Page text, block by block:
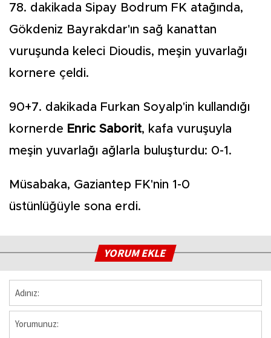
78. dakikada Sipay Bodrum FK atağında,
Gökdeniz Bayrakdar'ın sağ kanattan
vuruşunda keleci Dioudis, meşin yuvarlağı
kornere çeldi.
90+7. dakikada Furkan Soyalp'in kullandığı
kornerde Enric Saborit, kafa vuruşuyla
meşin yuvarlağı ağlarla buluşturdu: 0-1.
Müsabaka, Gaziantep FK'nin 1-0
üstünlüğüyle sona erdi.
YORUM EKLE